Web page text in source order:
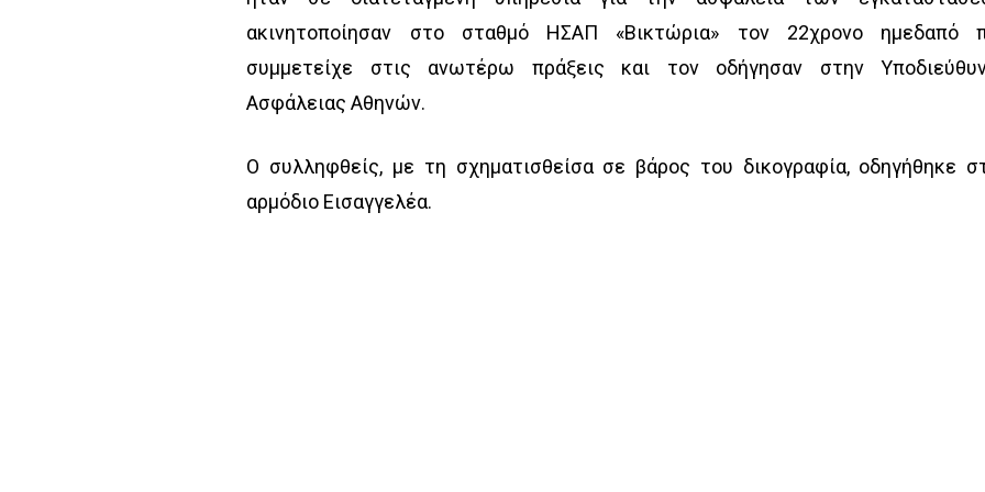
ακινητοποίησαν στο σταθμό ΗΣΑΠ «Βικτώρια» τον 22χρονο ημεδαπό
συμμετείχε στις ανωτέρω πράξεις και τον οδήγησαν στην
Ασφάλειας Αθηνών.
Ο συλληφθείς, με τη σχηματισθείσα σε βάρος του δικογραφία, οδηγήθηκε
αρμόδιο Εισαγγελέα.